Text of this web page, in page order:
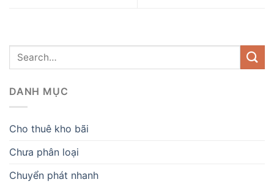
DANH MỤC
Cho thuê kho bãi
Chưa phân loại
Chuyển phát nhanh